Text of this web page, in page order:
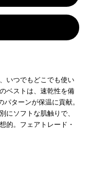
いつでもどこでも使い
ベストは、速乾性を備
ターンが保温に貢献。
にソフトな肌触りで、
的。フェアトレード・